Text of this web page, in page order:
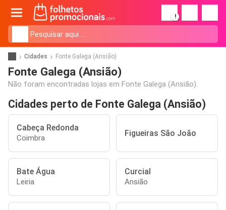
!
Cidades Fonte Galega (Ansião)
Fonte Galega (Ansião)
Não foram encontradas lojas em Fonte Galega (Ansião).
Cidades perto de Fonte Galega (Ansião)
Cabeça Redonda
Coimbra Figueiras São João
Bate Água
Leiria
Curcial
Ansião